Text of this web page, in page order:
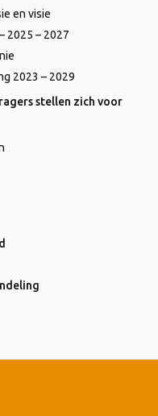
en visie
2025 – 2027
2023 – 2029
stellen zich voor